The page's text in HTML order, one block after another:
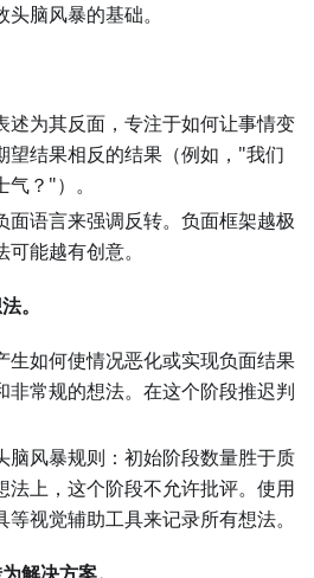
脑风暴的基础。
述为其反面，专注于如何让事情变
望结果相反的结果（例如，"我们
？"）。
面语言来强调反转。负面框架越极
能越有创意。
。
生如何使情况恶化或实现负面结果
非常规的想法。在这个阶段推迟判
脑风暴规则：初始阶段数量胜于质
法上，这个阶段不允许批评。使用
视觉辅助工具来记录所有想法。